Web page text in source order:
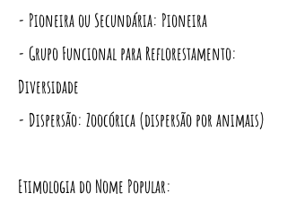
- Pioneira ou Secundária: Pioneira
- Grupo Funcional para Reflorestamento:
Diversidade
- Dispersão: Zoocórica (dispersão por animais)
Etimologia do Nome Popular: